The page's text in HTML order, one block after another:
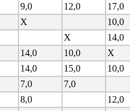
9,0 12,0 17,0
X 10,0
X 14,0
14,0 10,0 X
14,0 15,0 10,0
7,0 7,0
8,0 12,0